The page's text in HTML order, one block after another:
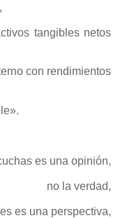
tangibles netos
con rendimientos
es una opinión,
no la verdad,
es una perspectiva,